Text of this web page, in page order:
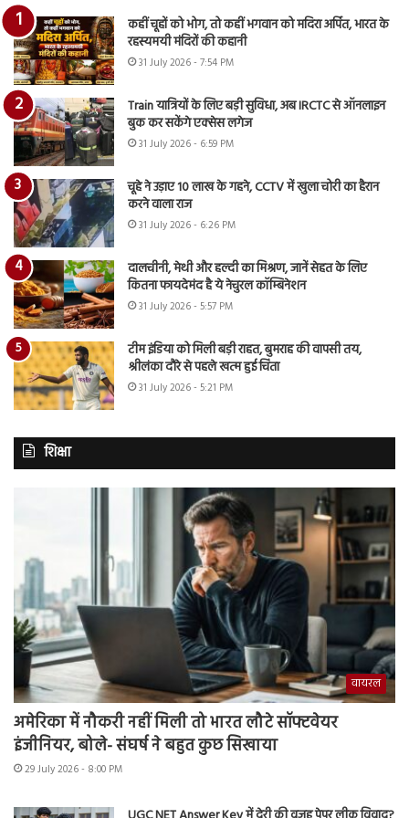
कहीं चूहों को भोग, तो कहीं भगवान को मदिरा अर्पित, भारत के
रहस्यमयी मंदिरों की कहानी
31 July 2026 - 7:54 PM
Train यात्रियों के लिए बड़ी सुविधा, अब IRCTC से ऑनलाइन
बुक कर सकेंगे एक्सेस लगेज
31 July 2026 - 6:59 PM
चूहे ने उड़ाए 10 लाख के गहने, CCTV में खुला चोरी का हैरान
करने वाला राज
31 July 2026 - 6:26 PM
दालचीनी, मेथी और हल्दी का मिश्रण, जानें सेहत के लिए
कितना फायदेमंद है ये नेचुरल कॉम्बिनेशन
31 July 2026 - 5:57 PM
टीम इंडिया को मिली बड़ी राहत, बुमराह की वापसी तय,
श्रीलंका दौरे से पहले खत्म हुई चिंता
31 July 2026 - 5:21 PM
शिक्षा
वायरल
अमेरिका में नौकरी नहीं मिली तो भारत लौटे सॉफ्टवेयर
इंजीनियर, बोले- संघर्ष ने बहुत कुछ सिखाया
29 July 2026 - 8:00 PM